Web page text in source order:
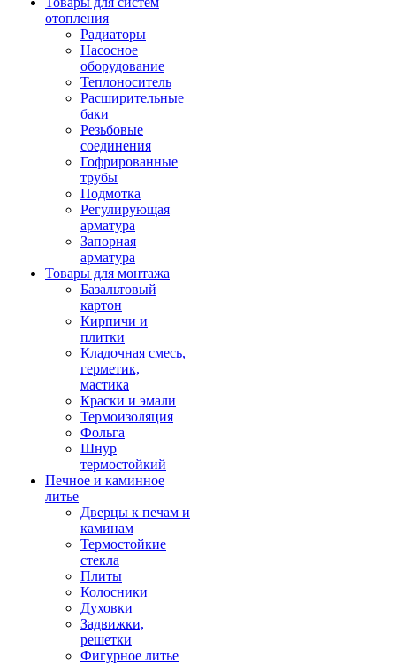
отопления
Радиаторы
Насосное
оборудование
Теплоноситель
Расширительные
баки
Резьбовые
соединения
Гофрированные
трубы
Подмотка
Регулирующая
арматура
Запорная
арматура
Товары для монтажа
Базальтовый
картон
Кирпичи и
плитки
Кладочная смесь,
герметик,
мастика
Краски и эмали
Термоизоляция
Фольга
Шнур
термостойкий
Печное и каминное
литье
Дверцы к печам и
каминам
Термостойкие
стекла
Плиты
Колосники
Духовки
Задвижки,
решетки
Фигурное литье